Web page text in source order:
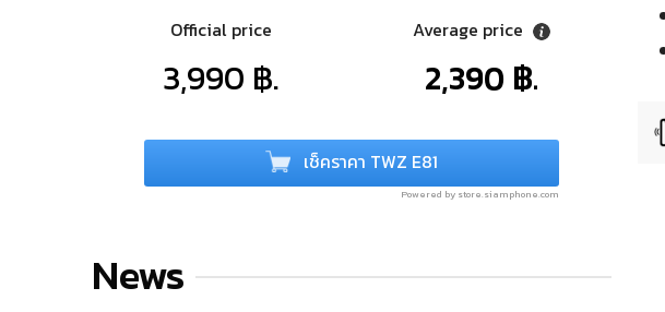
Official price
3,990 ฿.
Average price
2,390 ฿.
เช็คราคา TWZ E81
Powered by store.siamphone.com
News